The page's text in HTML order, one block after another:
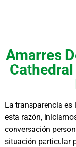
Amarres
La transparencia es
esta razón,
conversación
situación particular